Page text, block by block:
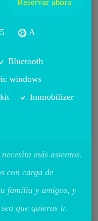
5 A
Bluetooth
windows
Immobilizer
más asientos.
con carga de
familia y amigos, y
que quieras ir.